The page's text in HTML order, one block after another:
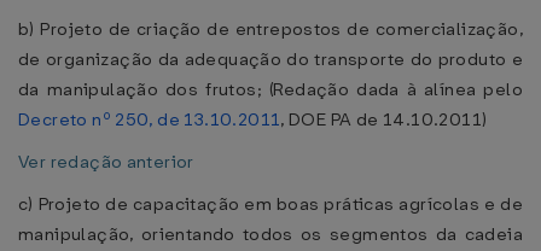
b) Projeto de criação de entrepostos de comercialização,
de organização da adequação do transporte do produto e
da manipulação dos frutos; (Redação dada à alínea pelo
Decreto nº 250, de 13.10.2011, DOE PA de 14.10.2011)
Ver redação anterior
c) Projeto de capacitação em boas práticas agrícolas e de
manipulação, orientando todos os segmentos da cadeia